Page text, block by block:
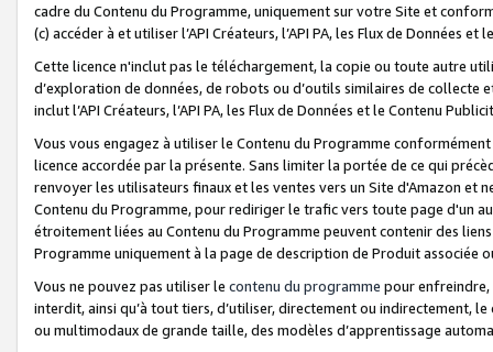
cadre du Contenu du Programme, uniquement sur votre Site et
(c) accéder à et utiliser l’API Créateurs, l’API PA, les Flux de Données
Cette licence n'inclut pas le téléchargement, la copie ou toute autre
d’exploration de données, de robots ou d’outils similaires de
inclut l’API Créateurs, l’API PA, les Flux de Données et le Contenu
Vous vous engagez à utiliser le Contenu du Programme
licence accordée par la présente. Sans limiter la portée de ce qui
renvoyer les utilisateurs finaux et les ventes vers un Site d'Amazon et
Contenu du Programme, pour rediriger le trafic vers toute page d'un
étroitement liées au Contenu du Programme peuvent contenir des
Programme uniquement à la page de description de Produit associée
Vous ne pouvez pas utiliser le contenu du programme pour
interdit, ainsi qu’à tout tiers, d’utiliser, directement ou indirectement,
ou multimodaux de grande taille, des modèles d’apprentissage